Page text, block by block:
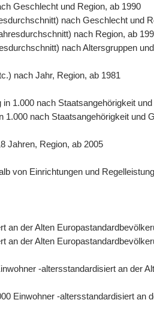
Geschlecht und Region, ab 1990
nach Geschlecht und
nach Region, ab
nach Altersgruppen
nach Jahr, Region, ab 1981
1.000 nach Staatsangehörigkeit
nach Staatsangehörigkeit und
Jahren, Region, ab 2005
von Einrichtungen und
an der Alten
der Alten
-altersstandardisiert an der
Einwohner -altersstandardisiert